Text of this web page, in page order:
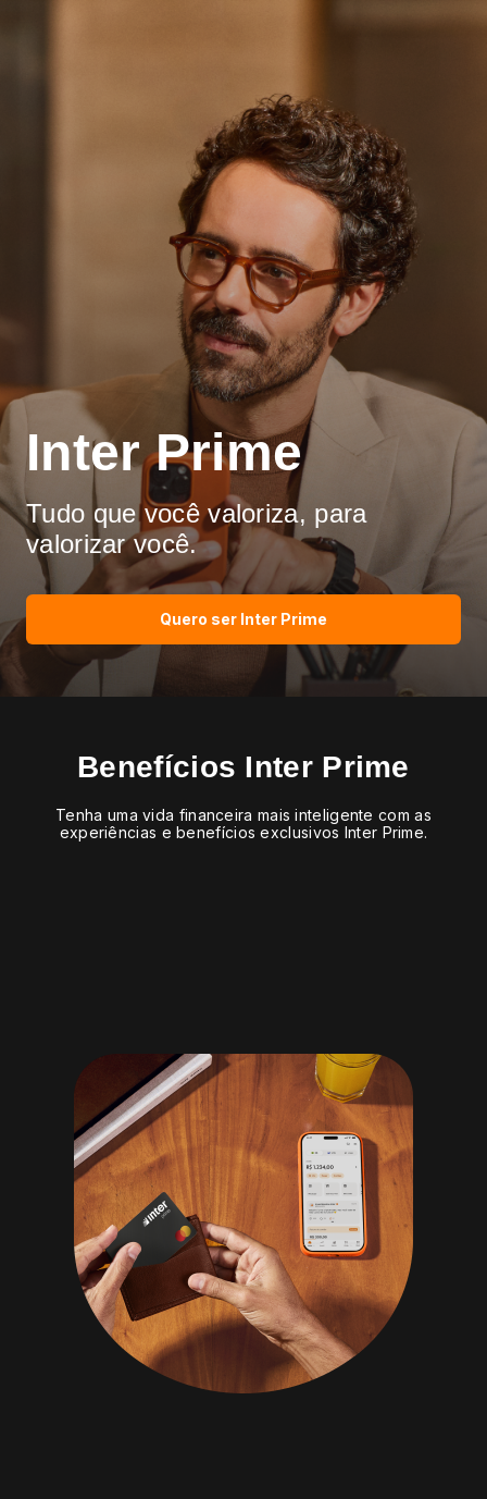
Inter Prime
Tudo que você valoriza, para
valorizar você.
Quero ser Inter Prime
Benefícios Inter Prime
Tenha uma vida financeira mais inteligente com as
experiências e benefícios exclusivos Inter Prime.